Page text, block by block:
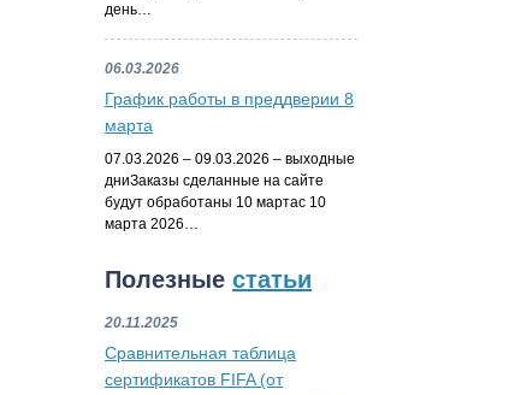
день…
06.03.2026
График работы в преддверии 8
марта
07.03.2026 – 09.03.2026 – выходные
дниЗаказы сделанные на сайте
будут обработаны 10 мартас 10
марта 2026…
Полезные статьи
20.11.2025
Сравнительная таблица
сертификатов FIFA (от